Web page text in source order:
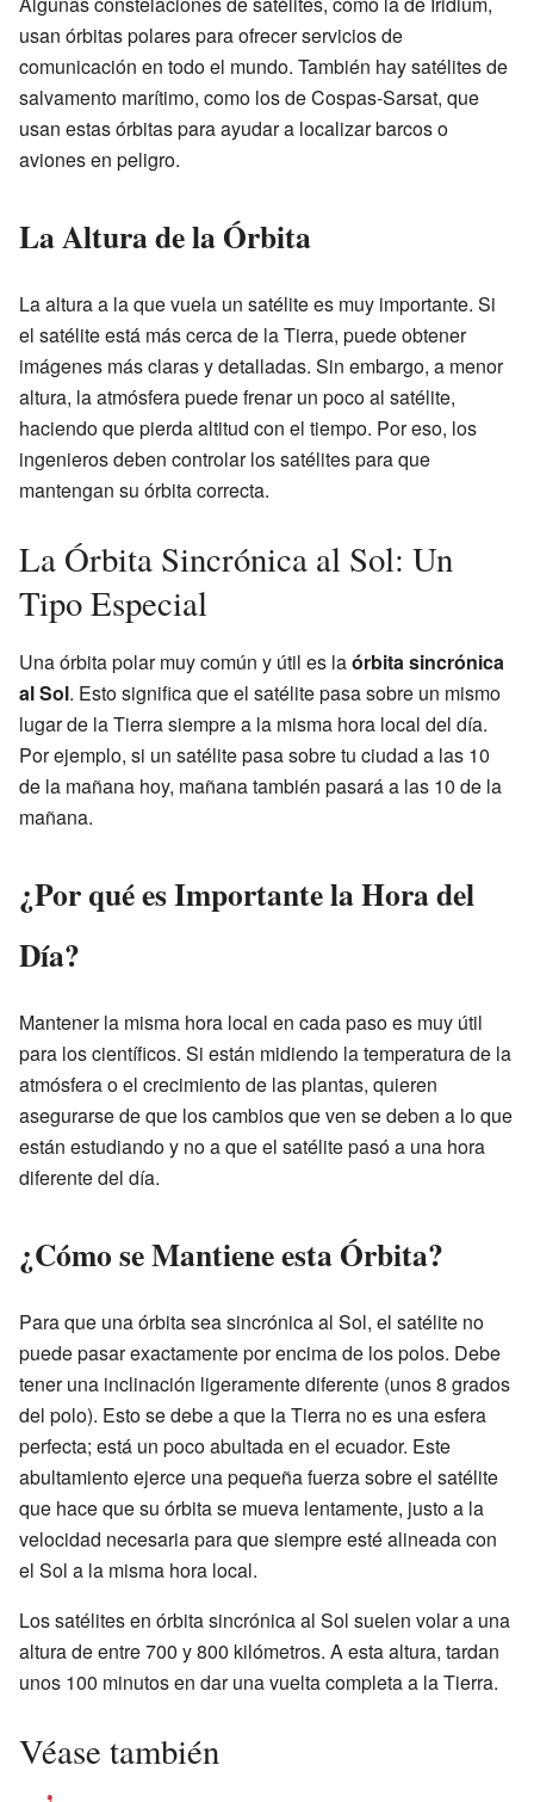
usan órbitas polares para ofrecer servicios de
comunicación en todo el mundo. También hay satélites de
salvamento marítimo, como los de Cospas-Sarsat, que
usan estas órbitas para ayudar a localizar barcos o
aviones en peligro.
La Altura de la Órbita
La altura a la que vuela un satélite es muy importante. Si
el satélite está más cerca de la Tierra, puede obtener
imágenes más claras y detalladas. Sin embargo, a menor
altura, la atmósfera puede frenar un poco al satélite,
haciendo que pierda altitud con el tiempo. Por eso, los
ingenieros deben controlar los satélites para que
mantengan su órbita correcta.
La Órbita Sincrónica al Sol: Un
Tipo Especial
Una órbita polar muy común y útil es laórbita sincrónica
al Sol. Esto significa que el satélite pasa sobre un mismo
lugar de la Tierra siempre a la misma hora local del día.
Por ejemplo, si un satélite pasa sobre tu ciudad a las 10
de la mañana hoy, mañana también pasará a las 10 de la
mañana.
¿Por qué es Importante la Hora del
Día?
Mantener la misma hora local en cada paso es muy útil
para los científicos. Si están midiendo la temperatura de la
atmósfera o el crecimiento de las plantas, quieren
asegurarse de que los cambios que ven se deben a lo que
están estudiando y no a que el satélite pasó a una hora
diferente del día.
¿Cómo se Mantiene esta Órbita?
Para que una órbita sea sincrónica al Sol, el satélite no
puede pasar exactamente por encima de los polos. Debe
tener una inclinación ligeramente diferente (unos 8 grados
del polo). Esto se debe a que la Tierra no es una esfera
perfecta; está un poco abultada en el ecuador. Este
abultamiento ejerce una pequeña fuerza sobre el satélite
que hace que su órbita se mueva lentamente, justo a la
velocidad necesaria para que siempre esté alineada con
el Sol a la misma hora local.
Los satélites en órbita sincrónica al Sol suelen volar a una
altura de entre 700 y 800 kilómetros. A esta altura, tardan
unos 100 minutos en dar una vuelta completa a la Tierra.
Véase también